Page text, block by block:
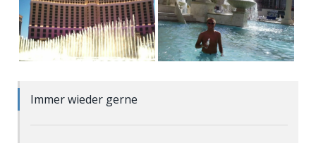
Immer wieder gerne